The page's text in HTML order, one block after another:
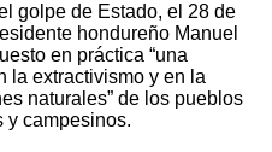
golpe de Estado, el 28 de
hondureño Manuel
en práctica “una
la extractivismo y en la
naturales” de los pueblos
y campesinos.